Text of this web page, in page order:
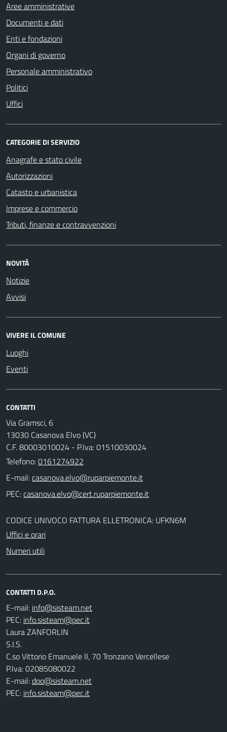
Aree amministrative
Documenti e dati
Enti e fondazioni
Organi di governo
Personale amministrativo
Politici
Uffici
CATEGORIE DI SERVIZIO
Anagrafe e stato civile
Autorizzazioni
Catasto e urbanistica
Imprese e commercio
Tributi, finanze e contravvenzioni
NOVITÀ
Notizie
Avvisi
VIVERE IL COMUNE
Luoghi
Eventi
CONTATTI
Via Gramsci, 6
13030 Casanova Elvo (VC)
C.F. 80003010024 - P.Iva: 01510030024
Telefono:0161274922
E-mail:
PEC:
CODICE UNIVOCO FATTURA ELLETRONICA: UFKN6M
Uffici e orari
Numeri utili
CONTATTI D.P.O.
E-mail:
PEC:
Laura ZANFORLIN
S.I.S.
C.so Vittorio Emanuele II, 70 Tronzano Vercellese
P.Iva: 02085080022
E-mail:dpo@sisteam.net
PEC: info.sisteam@pec.it